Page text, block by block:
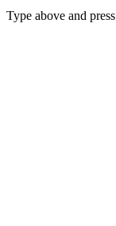
Type above and press